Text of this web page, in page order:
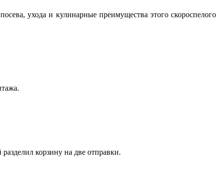
ухода и кулинарные преимущества этого скороспелого
корзину на две отправки.